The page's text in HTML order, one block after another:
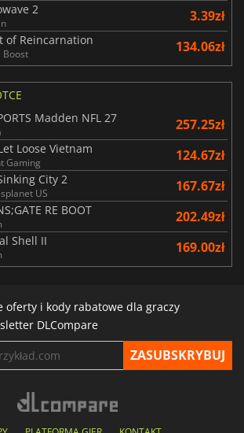
2 3.39zł
of Reincarnation
Boost 134.06zł
Madden NFL 27
257.25zł
Loose Vietnam
Gaming 124.67zł
City 2
US 167.67zł
RE BOOT 202.49zł
Shell II 169.00zł
oferty i kody rabatowe dla graczy
DLCompare